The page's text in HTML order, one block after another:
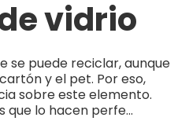
vidrio
se puede reciclar, aunque
y el pet. Por eso,
sobre este elemento.
lo hacen perfe...